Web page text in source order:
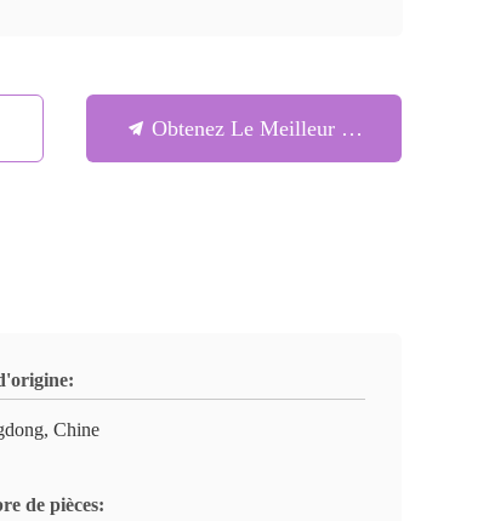
Obtenez Le Meilleur Prix
Chine
de pièces: